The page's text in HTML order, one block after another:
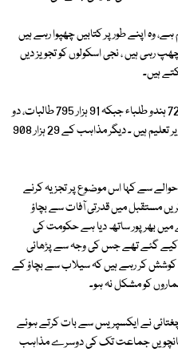
وہ اپنے طور پر کتابیں چھپوا رہے ہیں
رہی ہیں ، نجی اسکولوں کو تجویز دیں
ہیں۔
انہوں نے کہا کہ کراچی میں دو لاکھ 34 ہزار 72 ہندو طلباء جبکہ 91 ہزار 795 طالبات، دو
ہزار 575 عیسائی طلباء، 3 ہزار 135 طالبات زیر تعلیم ہیں ۔ دیگر مذاہب کے 29 ہزار 908
سے کہا اس موضوع پر تجزیہ کرنے
مستقبل میں قدرتی آفات سے بچاؤ
بھرپور ساتھ دیا ہے حکومت کی
گئے تھے جس کی وجہ سے پڑھائی
کوشش کر رہے ہیں کہ سیلاب سے بچاؤ کے
کو مشکل نہ ہو۔
چغتائی نے ایکسپریس سے بات کرتے ہوئے
جماعت تک کی دوسرے مذاہب